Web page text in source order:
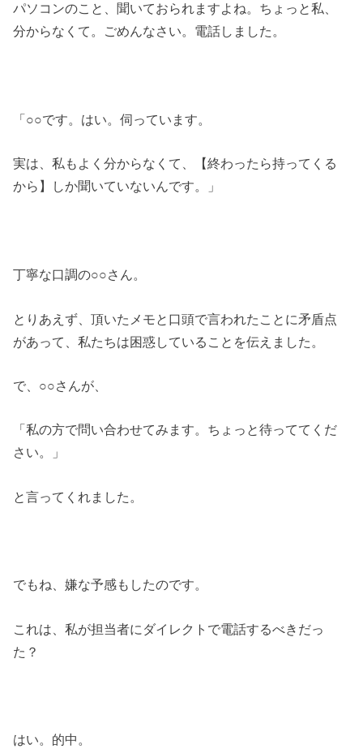
パソコンのこと、聞いておられますよね。ちょっと私、
分からなくて。ごめんなさい。電話しました。
「○○です。はい。伺っています。
実は、私もよく分からなくて、【終わったら持ってくる
から】しか聞いていないんです。」
丁寧な口調の○○さん。
とりあえず、頂いたメモと口頭で言われたことに矛盾点
があって、私たちは困惑していることを伝えました。
で、○○さんが、
「私の方で問い合わせてみます。ちょっと待っててくだ
さい。」
と言ってくれました。
でもね、嫌な予感もしたのです。
これは、私が担当者にダイレクトで電話するべきだっ
た？
はい。的中。